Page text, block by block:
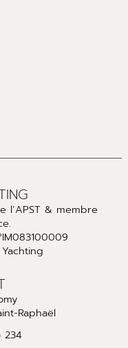
l’APST & membre
Raphaël
234